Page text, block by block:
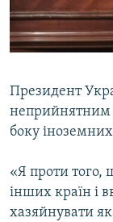
ВІДЕОУРОКИ
СВІДЧЕННЯ
Русский
Qırımtatar
ДОЛУЧАЙСЯ!
Усі сайти
Президент
неприйнятним
боку
«Я проти того,
інших країн і
хазяйнувати